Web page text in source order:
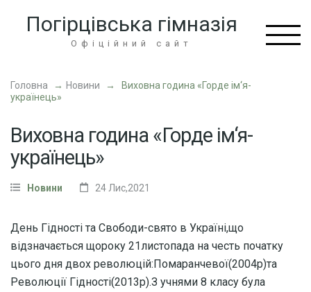
Enter)
Погірцівська гімназія
Офіційний сайт
Головна → Новини →
Виховна година «Горде ім‘я-
українець»
Виховна година «Горде ім‘я-
українець»
Новини 24 Лис,2021
День Гідності та Свободи-свято в Україні,що
відзначається щороку 21листопада на честь початку
цього дня двох революцій:Помаранчевої(2004р)та
Революції Гідності(2013р).З учнями 8 класу була